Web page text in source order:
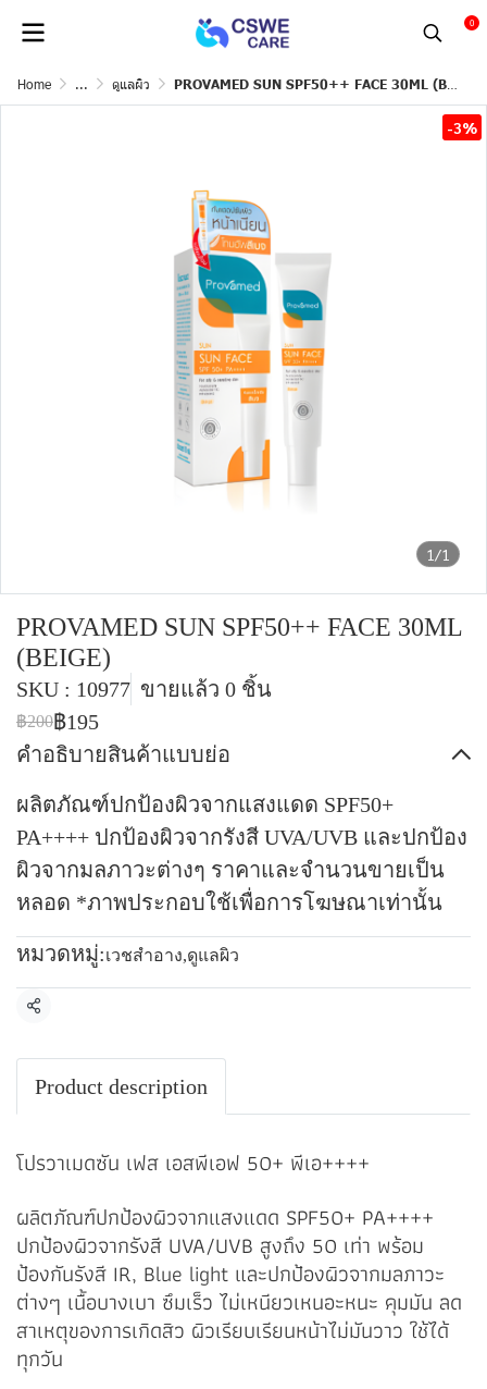
0
Home ... ดูแลผิว PROVAMED SUN SPF50++ FACE 30ML (BEIGE)
1/1
-3%
PROVAMED SUN SPF50++ FACE 30ML
(BEIGE)
SKU : 10977 ขายแล้ว 0 ชิ้น
฿200฿195
คำอธิบายสินค้าแบบย่อ
ผลิตภัณฑ์ปกป้องผิวจากแสงแดด SPF50+
PA++++ ปกป้องผิวจากรังสี UVA/UVB และปกป้อง
ผิวจากมลภาวะต่างๆ ราคาและจำนวนขายเป็น
หลอด *ภาพประกอบใช้เพื่อการโฆษณาเท่านั้น
หมวดหมู่:เวชสำอาง,ดูแลผิว
แชร์
Product description
โปรวาเมดซัน เฟส เอสพีเอฟ 50+ พีเอ++++
ผลิตภัณฑ์ปกป้องผิวจากแสงแดด SPF50+ PA++++
ปกป้องผิวจากรังสี UVA/UVB สูงถึง 50 เท่า พร้อม
ป้องกันรังสี IR, Blue light และปกป้องผิวจากมลภาวะ
ต่างๆ เนื้อบางเบา ซึมเร็ว ไม่เหนียวเหนอะหนะ คุมมัน ลด
สาเหตุของการเกิดสิว ผิวเรียบเรียนหน้าไม่มันวาว ใช้ได้
ทุกวัน